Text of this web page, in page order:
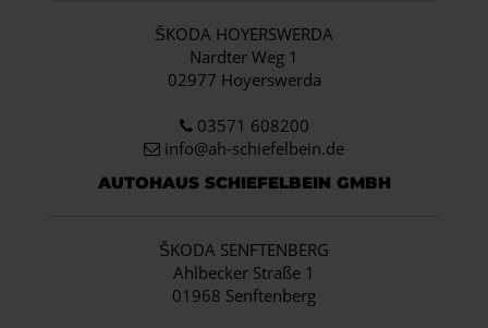
ŠKODA HOYERSWERDA
Nardter Weg 1
02977 Hoyerswerda
03571 608200
info@ah-schiefelbein.de
AUTOHAUS SCHIEFELBEIN GMBH
ŠKODA SENFTENBERG
Ahlbecker Straße 1
01968 Senftenberg